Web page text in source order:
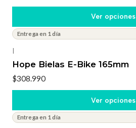
Ver opciones
Entrega en 1 día
|
Hope Bielas E-Bike 165mm
$308.990
Ver opciones
Entrega en 1 día